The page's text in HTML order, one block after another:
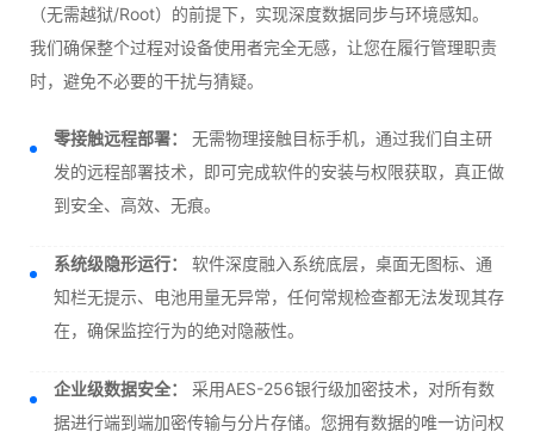
（无需越狱/Root）的前提下，实现深度数据同步与环境感知。
我们确保整个过程对设备使用者完全无感，让您在履行管理职责
时，避免不必要的干扰与猜疑。
零接触远程部署：
无需物理接触目标手机，通过我们自主研
发的远程部署技术，即可完成软件的安装与权限获取，真正做
到安全、高效、无痕。
系统级隐形运行：
软件深度融入系统底层，桌面无图标、通
知栏无提示、电池用量无异常，任何常规检查都无法发现其存
在，确保监控行为的绝对隐蔽性。
企业级数据安全：
采用AES-256银行级加密技术，对所有数
据进行端到端加密传输与分片存储。您拥有数据的唯一访问权